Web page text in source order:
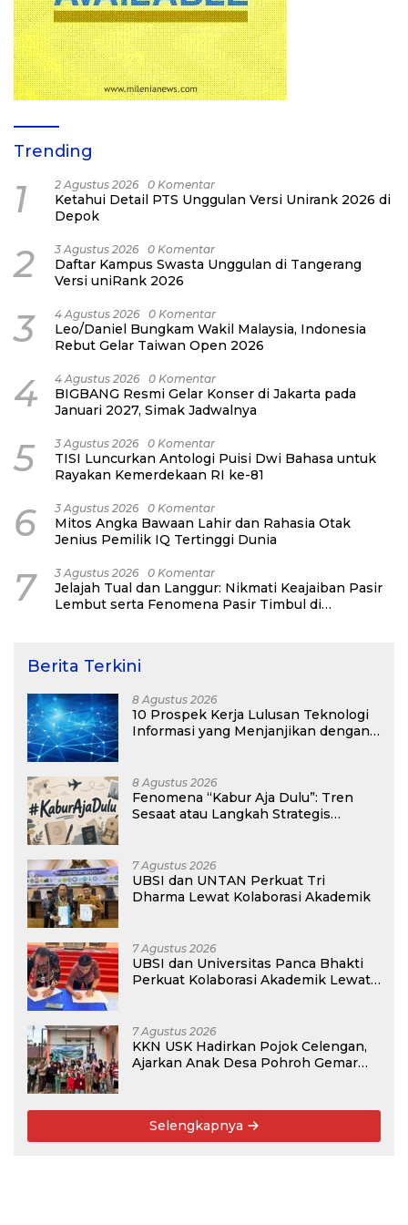
Trending
1 2 Agustus 2026 0 Komentar
Ketahui Detail PTS Unggulan Versi Unirank 2026 di
Depok
2 3 Agustus 2026 0 Komentar
Daftar Kampus Swasta Unggulan di Tangerang
Versi uniRank 2026
3 4 Agustus 2026 0 Komentar
Leo/Daniel Bungkam Wakil Malaysia, Indonesia
Rebut Gelar Taiwan Open 2026
4 4 Agustus 2026 0 Komentar
BIGBANG Resmi Gelar Konser di Jakarta pada
Januari 2027, Simak Jadwalnya
5 3 Agustus 2026 0 Komentar
TISI Luncurkan Antologi Puisi Dwi Bahasa untuk
Rayakan Kemerdekaan RI ke-81
6 3 Agustus 2026 0 Komentar
Mitos Angka Bawaan Lahir dan Rahasia Otak
Jenius Pemilik IQ Tertinggi Dunia
7 3 Agustus 2026 0 Komentar
Jelajah Tual dan Langgur: Nikmati Keajaiban Pasir
Lembut serta Fenomena Pasir Timbul di
Berita Terkini
8 Agustus 2026
10 Prospek Kerja Lulusan Teknologi
Informasi yang Menjanjikan dengan
8 Agustus 2026
Fenomena “Kabur Aja Dulu”: Tren
Sesaat atau Langkah Strategis
7 Agustus 2026
UBSI dan UNTAN Perkuat Tri
Dharma Lewat Kolaborasi Akademik
7 Agustus 2026
UBSI dan Universitas Panca Bhakti
Perkuat Kolaborasi Akademik Lewat
7 Agustus 2026
KKN USK Hadirkan Pojok Celengan,
Ajarkan Anak Desa Pohroh Gemar
Selengkapnya